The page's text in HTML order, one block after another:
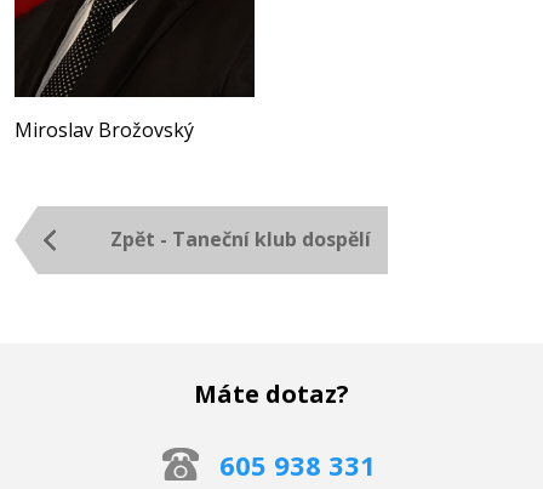
Miroslav Brožovský
Zpět - Taneční klub dospělí
Máte dotaz?
605 938 331